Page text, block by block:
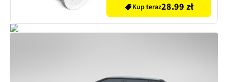
Kup teraz28.99 zł